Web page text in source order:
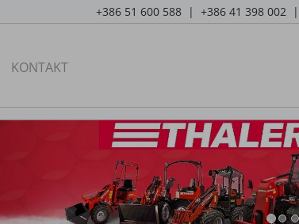
+386 51 600 588 | +386 41 398 002 |
KONTAKT